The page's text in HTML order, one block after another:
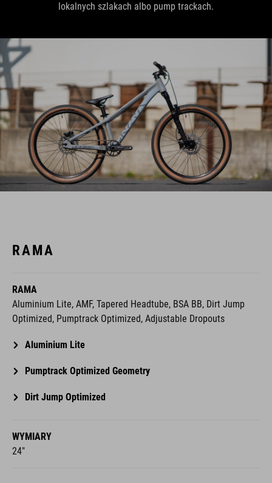
lokalnych szlakach albo pump trackach.
RAMA
RAMA
Aluminium Lite, AMF, Tapered Headtube, BSA BB, Dirt Jump
Optimized, Pumptrack Optimized, Adjustable Dropouts
Aluminium Lite
Pumptrack Optimized Geometry
Dirt Jump Optimized
WYMIARY
24"